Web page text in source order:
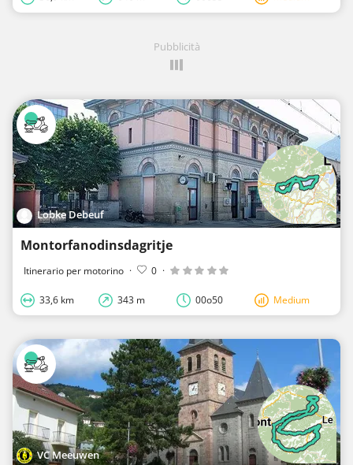
Pubblicità
Lobke Debeuf
Montorfanodinsdagritje
Itinerario per motorino · 0 ·
33,6 km 343 m 00o50 Medium
VC Meeuwen